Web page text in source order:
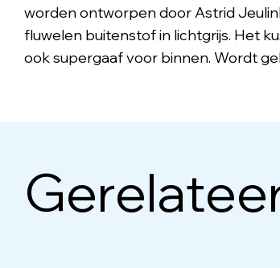
worden ontworpen door Astrid
fluwelen buitenstof in lichtgrijs. Het
ook supergaaf voor binnen. Wordt